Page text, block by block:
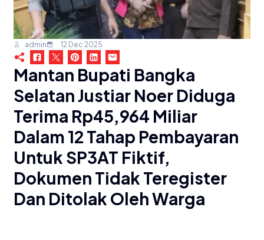
admin 12 Dec 2025
Mantan Bupati Bangka
Selatan Justiar Noer Diduga
Terima Rp45,964 Miliar
Dalam 12 Tahap Pembayaran
Untuk SP3AT Fiktif,
Dokumen Tidak Teregister
Dan Ditolak Oleh Warga